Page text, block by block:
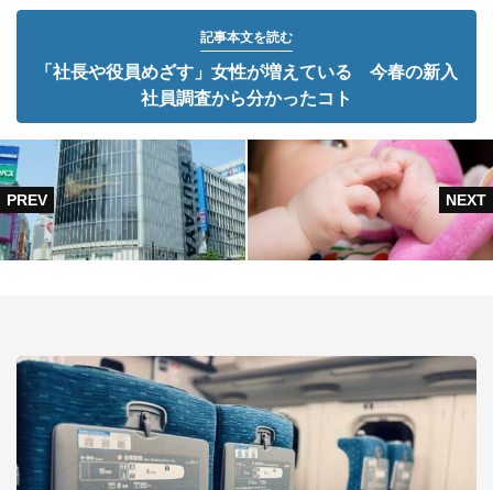
記事本文を読む
「社長や役員めざす」女性が増えている 今春の新入
社員調査から分かったコト